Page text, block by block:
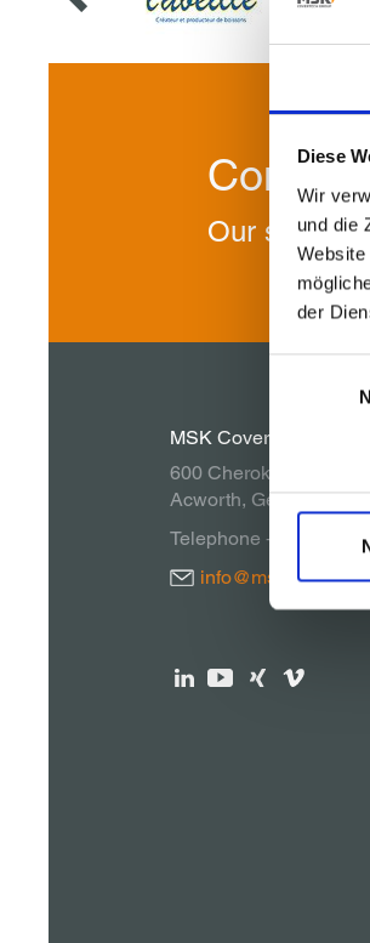
Diese
Wir
und die
der
Contact
Our
MSK Covertech, Inc.
600 Cherokee Parkway
Acworth, Georgia
Telephone + 1 770
info@msk.us